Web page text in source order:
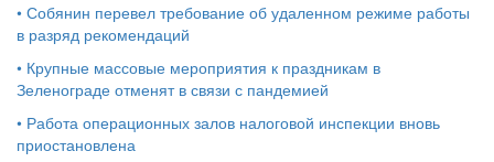
• Собянин перевел требование об удаленном режиме работы
в разряд рекомендаций
• Крупные массовые мероприятия к праздникам в
Зеленограде отменят в связи с пандемией
• Работа операционных залов налоговой инспекции вновь
приостановлена